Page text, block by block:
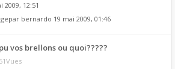
2009, 12:51
bernardo 19 mai 2009, 01:46
vos brellons ou quoi?????